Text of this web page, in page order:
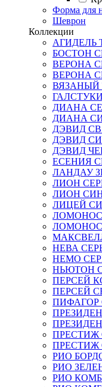
Форма для
Шеврон
Коллекции
АГИДЕЛЬ
БОСТОН
ВЕРОНА
ВЕРОНА
ВЯЗАНЫЙ
ГАЛСТУКИ
ДИАНА
ДИАНА
ДЭВИД
ДЭВИД
ДЭВИД
ЕСЕНИЯ
ЛАНДАУ
ЛИОН
ЛИОН
ЛИЦЕЙ
НЕВА
НЕМО
НЬЮТОН
ПЕРСЕЙ
ПЕРСЕЙ
ПИФАГОР
ПРЕСТИЖ
ПРЕСТИЖ
РИО
РИО
РИО